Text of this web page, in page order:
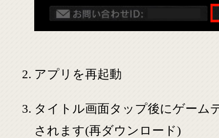
アプリを再起動
タイトル画面タップ後にゲーム
されます(再ダウンロード)